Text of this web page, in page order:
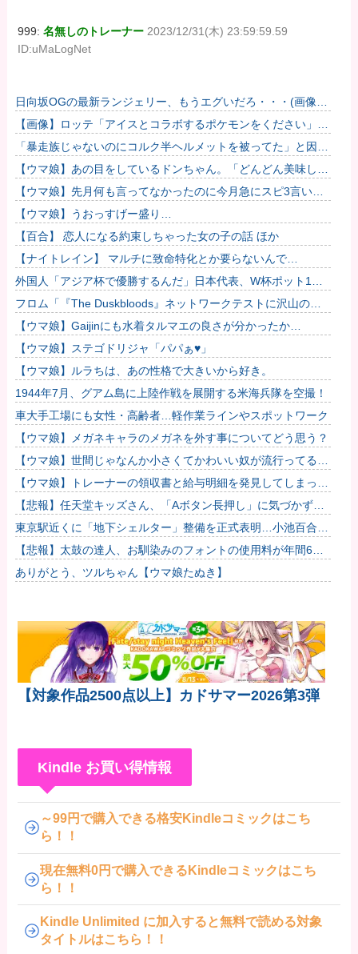
999:名無しのトレーナー 2023/12/31(木) 23:59:59.59
ID:uMaLogNet
日向坂OGの最新ランジェリー、もうエグいだろ・・・(画像ど
ーん)
【画像】ロッテ「アイスとコラボするポケモンをください」ポ
ケモン公式「しょうがねえなぁ」
「暴走族じゃないのにコルク半ヘルメットを被ってた」と因縁
つけて暴行 少年らと父親(37)逮捕
【ウマ娘】あの目をしているドンちゃん。「どんどん美味しく
実る…♡」
【ウマ娘】先月何も言ってなかったのに今月急にスピ3言い出
したのが怪しいよな。
【ウマ娘】うおっすげー盛り…
【百合】 恋人になる約束しちゃった女の子の話 ほか
【ナイトレイン】 マルチに致命特化とか要らないんで…
外国人「アジア杯で優勝するんだ」日本代表、W杯ポット1入
りに現実味!?2030大会で出場枠「64」なら追い風に！アメリ
カ...
フロム「『The Duskbloods』ネットワークテストに沢山のご
応募をいただき誠にありがとうございました｡」
【ウマ娘】Gaijinにも水着タルマエの良さが分かったか…
【ウマ娘】ステゴドリジャ「パパぁ♥」
【ウマ娘】ルラちは、あの性格で大きいから好き。
1944年7月、グアム島に上陸作戦を展開する米海兵隊を空撮！
車大手工場にも女性・高齢者…軽作業ラインやスポットワーク
【ウマ娘】メガネキャラのメガネを外す事についてどう思う？
【ウマ娘】世間じゃなんか小さくてかわいい奴が流行ってるら
しいな？
【ウマ娘】トレーナーの領収書と給与明細を発見してしまった
トプロ他
【悲報】任天堂キッズさん、「Aボタン長押し」に気づかず任
天堂に修正させてしまう他
東京駅近くに「地下シェルター」整備を正式表明…小池百合子
知事「多くの方が滞在、施設整備の効果高い」
【悲報】太鼓の達人、お馴染みのフォントの使用料が年間6万
から年間320万になったので変更に
ありがとう、ツルちゃん【ウマ娘たぬき】
【対象作品2500点以上】カドサマー2026第3弾
Kindle お買い得情報
～99円で購入できる格安Kindleコミックはこち
ら！！
現在無料0円で購入できるKindleコミックはこち
ら！！
Kindle Unlimited に加入すると無料で読める対象
タイトルはこちら！！